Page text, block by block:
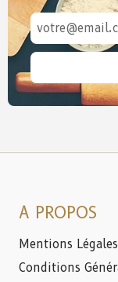
A PROPOS
Mentions Légales
Conditions